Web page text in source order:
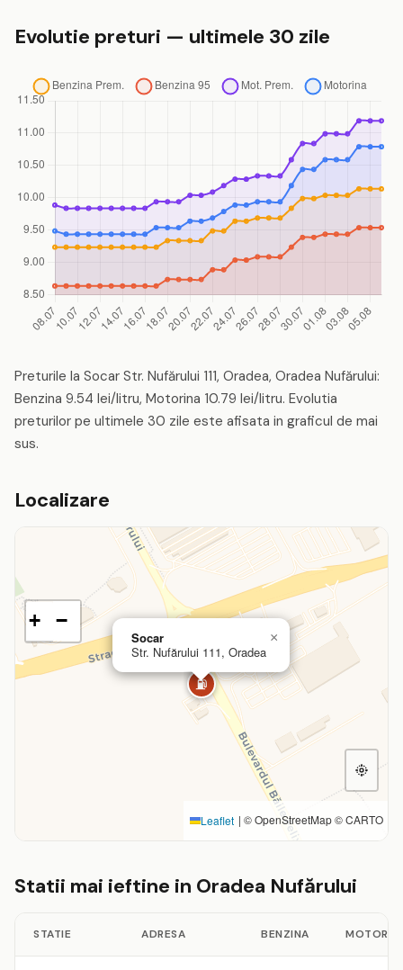
Evolutie preturi — ultimele 30 zile
Preturile la Socar Str. Nufărului 111, Oradea, Oradea Nufărului:
Benzina 9.54 lei/litru, Motorina 10.79 lei/litru. Evolutia
preturilor pe ultimele 30 zile este afisata in graficul de mai
sus.
Localizare
⛽
Socar
Str. Nufărului 111, Oradea
×
+ −
Leaflet | © OpenStreetMap © CARTO
Statii mai ieftine in Oradea Nufărului
STATIE ADRESA BENZINA